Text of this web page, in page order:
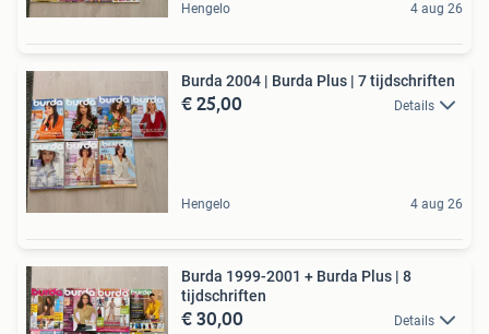
Hengelo 4 aug 26
Burda 2004 | Burda Plus | 7 tijdschriften
€ 25,00 Details
Hengelo 4 aug 26
Burda 1999-2001 + Burda Plus | 8
tijdschriften
€ 30,00 Details